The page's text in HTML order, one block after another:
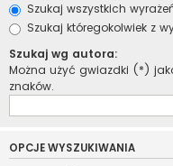
Szukaj wszystkich
Szukaj któregokolwiek z
Szukaj wg autora:
Można użyć gwiazdki (*)
znaków.
OPCJE WYSZUKIWANIA